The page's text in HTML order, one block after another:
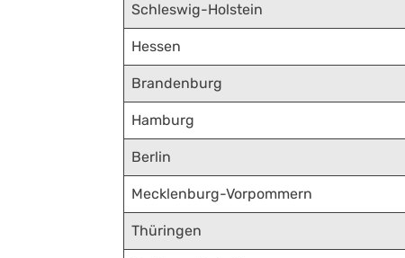
Schleswig-Holstein
Hessen
Brandenburg
Hamburg
Berlin
Mecklenburg-Vorpommern
Thüringen